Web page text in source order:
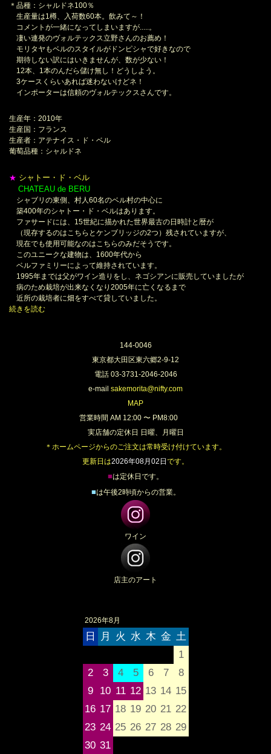
＊品種：シャルドネ100％
生産量は1樽、入荷数60本。飲みて～！
コメントが一緒になってしまいますが.....。
凄い連発のヴォルテックス立野さんのお薦め！
モリタヤもベルのスタイルがドンピシャで好きなので
期待しない訳にはいきませんが、数が少ない！
12本、1本のんだら儲け無し！どうしよう。
3ケースくらいあれば迷わないけどネ！
インポーターは信頼のヴォルテックスさんです。
生産年：2010年
生産国：フランス
生産者：アテナイス・ド・ベル
葡萄品種：シャルドネ
★ シャトー・ド・ベル
CHATEAU de BERU
シャブリの東側、村人60名のベル村の中心に
築400年のシャトー・ド・ベルはあります。
ファサードには、15世紀に描かれた世界最古の日時計と暦が
（現存するのはこちらとケンブリッジの2つ）残されていますが、
現在でも使用可能なのはこちらのみだそうです。
このユニークな建物は、1600年代から
ベルファミリーによって維持されています。
1995年までは父がワイン造りをし、ネゴシアンに販売していましたが
病のため栽培が出来なくなり2005年に亡くなるまで
近所の栽培者に畑をすべて貸していました。
続きを読む
144-0046
東京都大田区東六郷2-9-12
電話 03-3731-2046-2046
e-mail sakemorita@nifty.com
MAP
営業時間 AM 12:00 〜 PM8:00
実店舗の定休日 日曜、月曜日
＊ホームページからのご注文は常時受け付けています。
更新日は2026年08月02日です。
■は定休日です。
■は午後2時頃からの営業。
ワイン
店主のアート
2026年8月
日 月 火 水 木 金 土
1
2
3 4 5 6 7
8
9
10 11 12 13 14 15
16 17 18 19 20 21 22
23 24 25 26 27 28 29
30 31